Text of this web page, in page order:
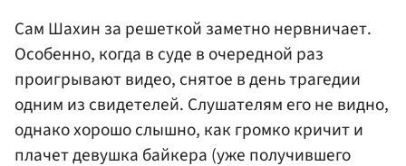
Сам Шахин за решеткой заметно нервничает.
Особенно, когда в суде в очередной раз
проигрывают видео, снятое в день трагедии
одним из свидетелей. Слушателям его не видно,
однако хорошо слышно, как громко кричит и
плачет девушка байкера (уже получившего